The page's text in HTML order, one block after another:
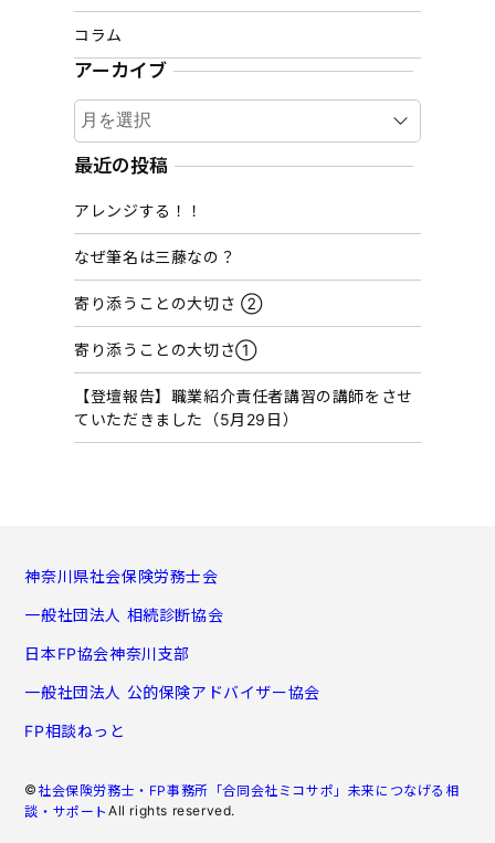
コラム
アーカイブ
ア
ー
カ
ブ
最近の投稿
アレンジする！！
なぜ筆名は三藤なの？
寄り添うことの大切さ ②
寄り添うことの大切さ①
【登壇報告】職業紹介責任者講習の講師をさせ
ていただきました（5月29日）
神奈川県社会保険労務士会
一般社団法人 相続診断協会
日本FP協会神奈川支部
一般社団法人 公的保険アドバイザー協会
FP相談ねっと
© 社会保険労務士・FP事務所「合同会社ミコサポ」未来につなげる相
談・サポート All rights reserved.